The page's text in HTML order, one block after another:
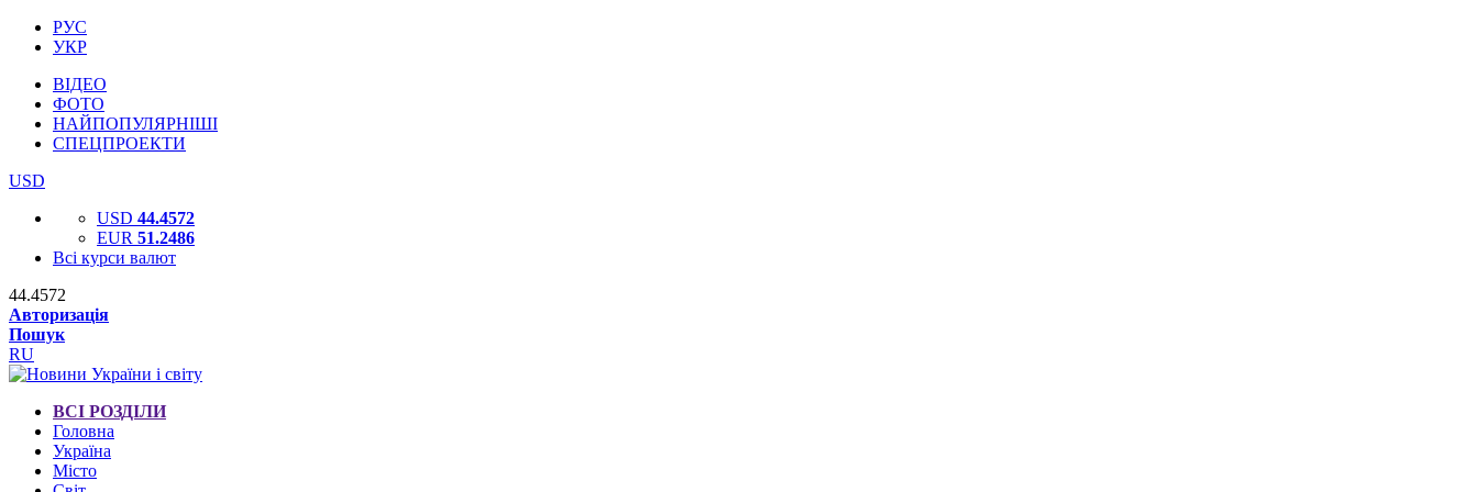
РУС
УКР
ВІДЕО
ФОТО
НАЙПОПУЛЯРНІШІ
СПЕЦПРОЕКТИ
USD
USD 44.4572
EUR 51.2486
Всі курси валют
44.4572
Авторизація
Пошук
RU
ВСІ РОЗДІЛИ
Головна
Україна
Місто